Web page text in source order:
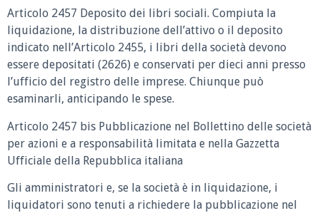
Articolo 2457 Deposito dei libri sociali. Compiuta la
liquidazione, la distribuzione dell’attivo o il deposito
indicato nell’Articolo 2455, i libri della società devono
essere depositati (2626) e conservati per dieci anni presso
l’ufficio del registro delle imprese. Chiunque può
esaminarli, anticipando le spese.
Articolo 2457 bis Pubblicazione nel Bollettino delle società
per azioni e a responsabilità limitata e nella Gazzetta
Ufficiale della Repubblica italiana
Gli amministratori e, se la società è in liquidazione, i
liquidatori sono tenuti a richiedere la pubblicazione nel